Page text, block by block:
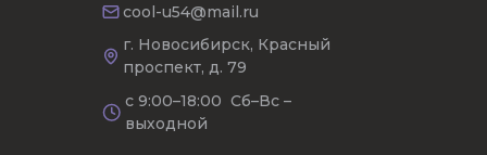
cool-u54@mail.ru
г. Новосибирск, Красный
проспект, д. 79
с 9:00–18:00 Сб–Вс –
выходной